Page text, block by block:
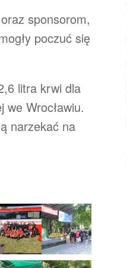
sponsorom,
poczuć się
litra krwi dla
Wrocławiu.
narzekać na